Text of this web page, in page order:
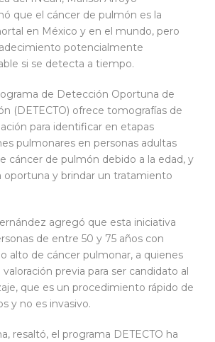
que el cáncer de pulmón es la
en México y en el mundo, pero
potencialmente
si se detecta a tiempo.
de Detección Oportuna de
(DETECTO) ofrece tomografías de
para identificar en etapas
pulmonares en personas adultas
cáncer de pulmón debido a la edad, y
oportuna y brindar un tratamiento
agregó que esta iniciativa
de entre 50 y 75 años con
alto de cáncer pulmonar, a quienes
valoración previa para ser candidato al
que es un procedimiento rápido de
y no es invasivo.
resaltó, el programa DETECTO ha